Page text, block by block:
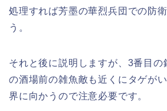
処理すれば芳墨の華烈兵団での防
う。
それと後に説明しますが、3番目の
の酒場前の雑魚敵も近くにタゲが
界に向かうので注意必要です。